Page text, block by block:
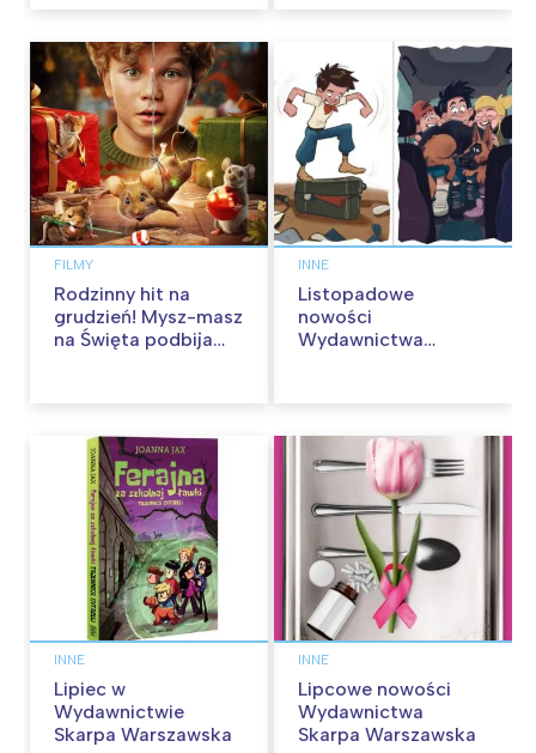
FILMY
Rodzinny hit na
grudzień! Mysz-masz
na Święta podbija
INNE
Listopadowe
nowości
Wydawnictwa
INNE
Lipiec w
Wydawnictwie
Skarpa Warszawska
INNE
Lipcowe nowości
Wydawnictwa
Skarpa Warszawska